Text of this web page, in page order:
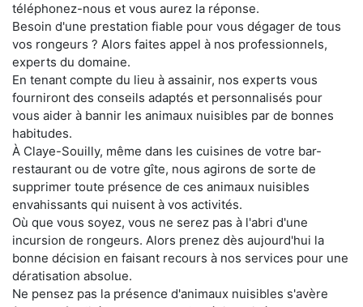
téléphonez-nous et vous aurez la réponse.
Besoin d'une prestation fiable pour vous dégager de tous
vos rongeurs ? Alors faites appel à nos professionnels,
experts du domaine.
En tenant compte du lieu à assainir, nos experts vous
fourniront des conseils adaptés et personnalisés pour
vous aider à bannir les animaux nuisibles par de bonnes
habitudes.
À Claye-Souilly, même dans les cuisines de votre bar-
restaurant ou de votre gîte, nous agirons de sorte de
supprimer toute présence de ces animaux nuisibles
envahissants qui nuisent à vos activités.
Où que vous soyez, vous ne serez pas à l'abri d'une
incursion de rongeurs. Alors prenez dès aujourd'hui la
bonne décision en faisant recours à nos services pour une
dératisation absolue.
Ne pensez pas la présence d'animaux nuisibles s'avère